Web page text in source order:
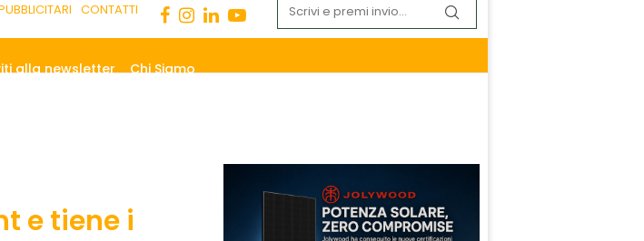
CONTATTI
alla newsletter Chi Siamo
e tiene i